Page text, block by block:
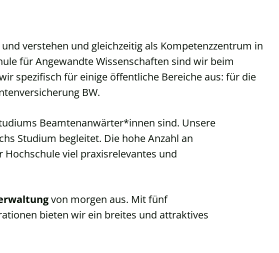
verstehen und gleichzeitig als Kompetenzzentrum in
für Angewandte Wissenschaften sind wir beim
spezifisch für einige öffentliche Bereiche aus: für die
BW.
Beamtenanwärter*innen sind. Unsere
Studium begleitet. Die hohe Anzahl an
viel praxisrelevantes und
von morgen aus. Mit fünf
bieten wir ein breites und attraktives